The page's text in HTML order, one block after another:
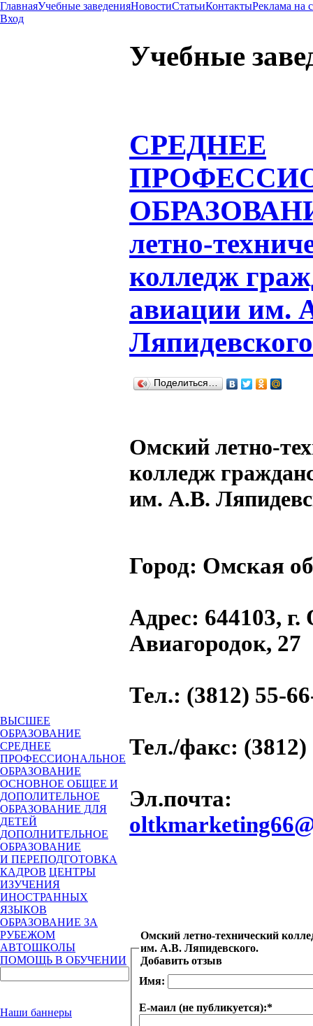
ГлавнаяУчебные заведенияНовостиСтатьиКонтактыРеклама на
Вход
ВЫСШЕЕ
ОБРАЗОВАНИЕ
СРЕДНЕЕ
ПРОФЕССИОНАЛЬНОЕ
ОБРАЗОВАНИЕ
ОСНОВНОЕ ОБЩЕЕ И
ДОПОЛИТЕЛЬНОЕ
ОБРАЗОВАНИЕ ДЛЯ
ДЕТЕЙ
ДОПОЛНИТЕЛЬНОЕ
ОБРАЗОВАНИЕ
И ПЕРЕПОДГОТОВКА
КАДРОВ ЦЕНТРЫ
ИЗУЧЕНИЯ
ИНОСТРАННЫХ
ЯЗЫКОВ
ОБРАЗОВАНИЕ ЗА
РУБЕЖОМ
АВТОШКОЛЫ
ПОМОЩЬ В ОБУЧЕНИИ
Наши баннеры
Учебные
СРЕДНЕЕ
летно-
колледж
авиации им.
Ляпидевского
Поделиться…
Омский летно-
колледж
им. А.В.
Город: Омская
Адрес: 644103,
Авиагородок, 27
Тел.: (3812) 55-
Тел./факс: (3812)
Эл.почта:
Омский летно-технический
им. А.В. Ляпидевского.
Добавить отзыв
Имя:
Е-маил (не публикуется):*